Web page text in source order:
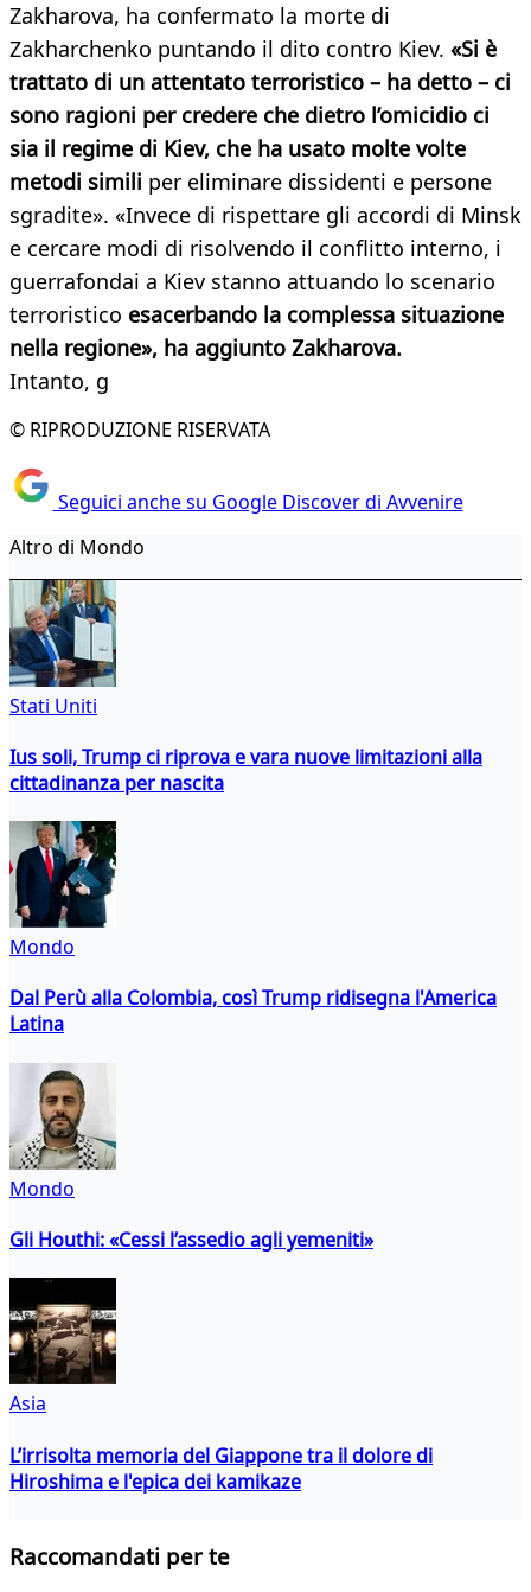
Zakharova, ha confermato la morte di
Zakharchenko puntando il dito contro Kiev. «Si è
trattato di un attentato terroristico – ha detto – ci
sono ragioni per credere che dietro l’omicidio ci
sia il regime di Kiev, che ha usato molte volte
metodi simili per eliminare dissidenti e persone
sgradite». «Invece di rispettare gli accordi di Minsk
e cercare modi di risolvendo il conflitto interno, i
guerrafondai a Kiev stanno attuando lo scenario
terroristico esacerbando la complessa situazione
nella regione», ha aggiunto Zakharova.
Intanto, g
© RIPRODUZIONE RISERVATA
Seguici anche su Google Discover di Avvenire
Altro di Mondo
Stati Uniti
Ius soli, Trump ci riprova e vara nuove limitazioni alla
cittadinanza per nascita
Mondo
Dal Perù alla Colombia, così Trump ridisegna l'America
Latina
Mondo
Gli Houthi: «Cessi l’assedio agli yemeniti»
Asia
L’irrisolta memoria del Giappone tra il dolore di
Hiroshima e l'epica dei kamikaze
Raccomandati per te